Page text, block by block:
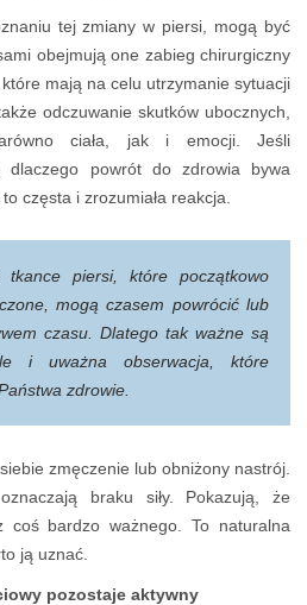
tej zmiany w piersi, mogą być
obejmują one zabieg chirurgiczny
mają na celu utrzymanie sytuacji
odczuwanie skutków ubocznych,
ciała, jak i emocji. Jeśli
dlaczego powrót do zdrowia bywa
częsta i zrozumiała reakcja.
piersi, które początkowo
mogą czasem powrócić lub
czasu. Dlatego tak ważne są
i uważna obserwacja, które
zdrowie.
zmęczenie lub obniżony nastrój.
braku siły. Pokazują, że
coś bardzo ważnego. To naturalna
ją uznać.
pozostaje aktywny